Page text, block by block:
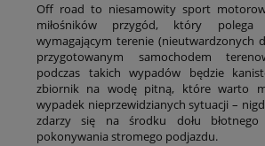
Off road to niesamowity sport
miłośników przygód, który
wymagającym terenie (nieutwardzonych
przygotowanym samochodem
podczas takich wypadów będzie
zbiornik na wodę pitną, które warto
wypadek nieprzewidzianych sytuacji –
zdarzy się na środku dołu
pokonywania stromego podjazdu.